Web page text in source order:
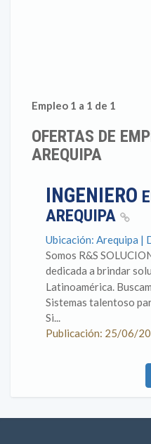
Empleo 1 a 1 de 1
OFERTAS DE
AREQUIPA
INGENIERO
AREQUIPA
Ubicación: Arequipa |
Somos R&S
dedicada a brindar
Latinoamérica.
Sistemas talentoso
Si...
Publicación: 25/06/